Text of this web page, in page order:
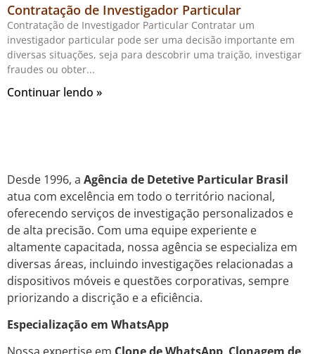
Contratação de Investigador Particular
Contratação de Investigador Particular Contratar um
investigador particular pode ser uma decisão importante em
diversas situações, seja para descobrir uma traição, investigar
fraudes ou obter
Continuar lendo »
Desde 1996, a Agência de Detetive Particular Brasil
atua com excelência em todo o território nacional,
oferecendo serviços de investigação personalizados e
de alta precisão. Com uma equipe experiente e
altamente capacitada, nossa agência se especializa em
diversas áreas, incluindo investigações relacionadas a
dispositivos móveis e questões corporativas, sempre
priorizando a discrição e a eficiência.
Especialização em WhatsApp